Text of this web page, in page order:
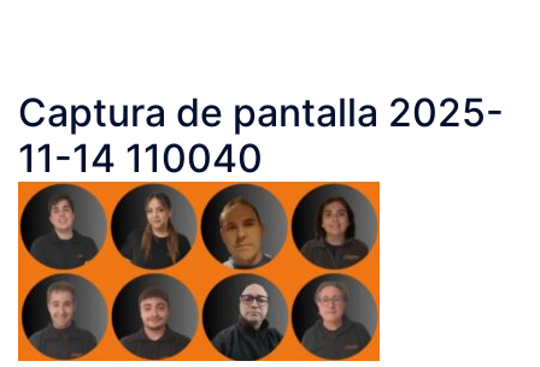
Captura de pantalla 2025-
11-14 110040